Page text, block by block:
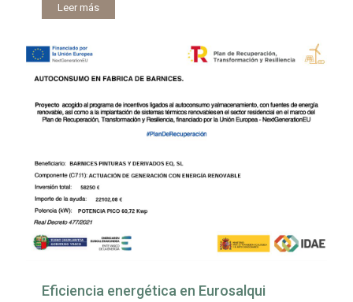
Leer más
Eficiencia energética en Eurosalqui